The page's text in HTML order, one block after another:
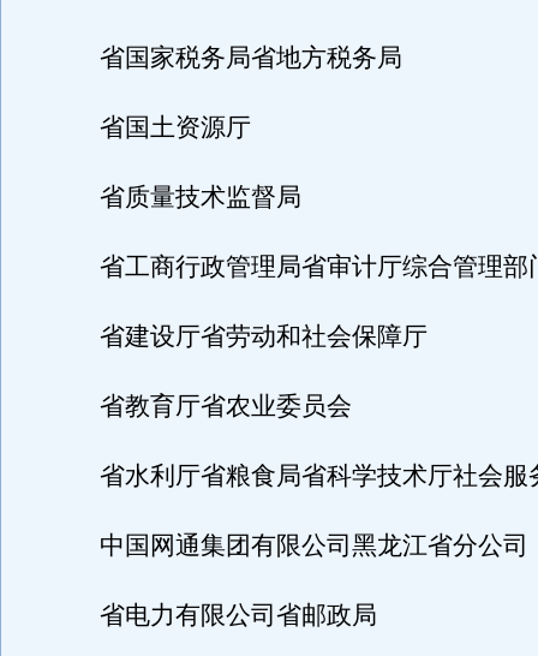
省国家税务局省地方税务局
省国土资源厅
省质量技术监督局
省工商行政管理局省审计厅综合管理部
省建设厅省劳动和社会保障厅
省教育厅省农业委员会
省水利厅省粮食局省科学技术厅社会服
中国网通集团有限公司黑龙江省分公司
省电力有限公司省邮政局